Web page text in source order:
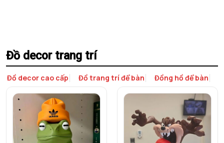
Đồ decor trang trí
Đồ decor cao cấp Đồ trang trí để bàn Đồng hồ để bàn